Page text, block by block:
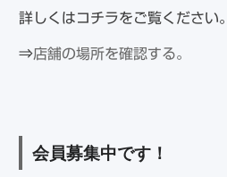
詳しくはコチラをご覧ください。
⇒店舗の場所を確認する。
会員募集中です！